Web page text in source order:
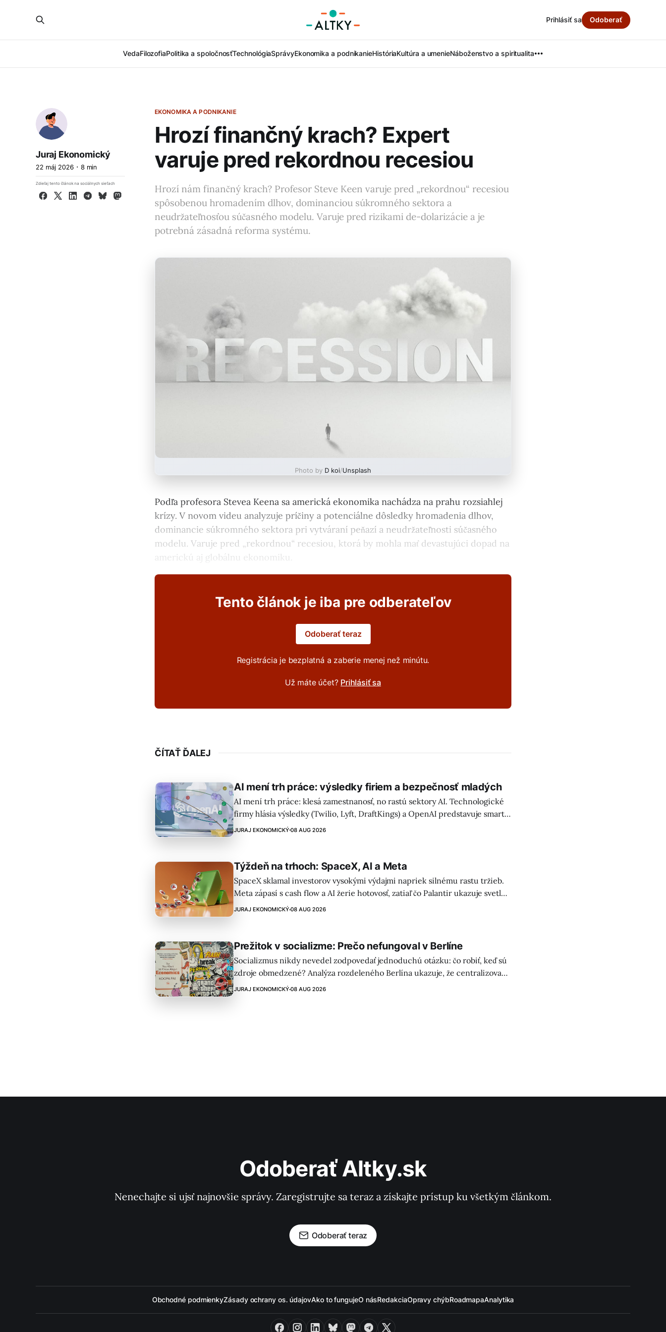
VedaFilozofiaPolitika a spoločnosťTechnológiaSprávyEkonomika a podnikanieHistóriaKultúra a umenieNáboženstvo a spiritualita
Prihlásiť sa Odoberať
EKONOMIKA A PODNIKANIE
Hrozí finančný krach? Expert
varuje pred rekordnou recesiou
Hrozí nám finančný krach? Profesor Steve Keen varuje pred „rekordnou“ recesiou
spôsobenou hromadením dlhov, dominanciou súkromného sektora a
neudržateľnosťou súčasného modelu. Varuje pred rizikami de-dolarizácie a je
potrebná zásadná reforma systému.
Juraj Ekonomický
22 máj 2026 8 min
Zdieľaj tento článok na sociálnych sieťach
Facebook
X LinkedInTelegram
BlueskyMastodon
Photo by D koi/Unsplash
Podľa profesora Stevea Keena sa americká ekonomika nachádza na prahu rozsiahlej
krízy. V novom videu analyzuje príčiny a potenciálne dôsledky hromadenia dlhov,
dominancie súkromného sektora pri vytváraní peňazí a neudržateľnosti súčasného
modelu. Varuje pred „rekordnou“ recesiou, ktorá by mohla mať devastujúci dopad na
americkú aj globálnu ekonomiku.
Tento článok je iba pre odberateľov
Odoberať teraz
Registrácia je bezplatná a zaberie menej než minútu.
Už máte účet? Prihlásiť sa
ČÍTAŤ ĎALEJ
AI mení trh práce: výsledky firiem a bezpečnosť mladých
AI mení trh práce: klesá zamestnanosť, no rastú sektory AI. Technologické
firmy hlásia výsledky (Twilio, Lyft, DraftKings) a OpenAI predstavuje smart
speaker v tvare donutu. Bezpečnosť mladých používateľov na TikTok a Meta
JURAJ EKONOMICKÝ 08 AUG 2026
Týždeň na trhoch: SpaceX, AI a Meta
SpaceX sklamal investorov vysokými výdajmi napriek silnému rastu tržieb.
Meta zápasí s cash flow a AI žerie hotovosť, zatiaľ čo Palantir ukazuje svetlo
na konci SaaS tunela. Geopolitické riziká a pády fondov tiež ovplyvnili
JURAJ EKONOMICKÝ 08 AUG 2026
Prežitok v socializme: Prečo nefungoval v Berlíne
Socializmus nikdy nevedel zodpovedať jednoduchú otázku: čo robiť, keď sú
zdroje obmedzené? Analýza rozdeleného Berlína ukazuje, že centralizované
plánovanie vedie k nedostatku a stagnácii. Kapitalizmus je efektívnejší.
JURAJ EKONOMICKÝ 08 AUG 2026
Odoberať Altky.sk
Nenechajte si ujsť najnovšie správy. Zaregistrujte sa teraz a získajte prístup ku všetkým článkom.
Odoberať teraz
Obchodné podmienkyZásady ochrany os. údajovAko to fungujeO násRedakciaOpravy chýbRoadmapaAnalytika